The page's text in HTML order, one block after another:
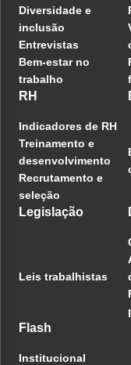
Diversidade e
inclusão
Entrevistas
Bem-estar no
trabalho
RH
Indicadores de RH
Treinamento e
desenvolvimento
Recrutamento e
seleção
Legislação
Leis trabalhistas
Flash
Institucional